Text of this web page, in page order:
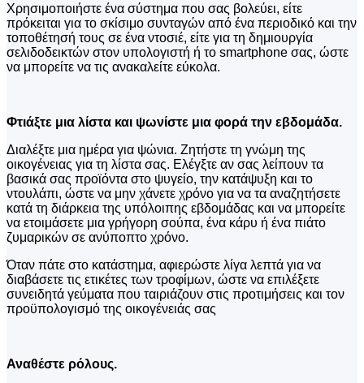
Χρησιμοποιήστε ένα σύστημα που σας βολεύει, είτε
πρόκειται για το σκίσιμο συνταγών από ένα περιοδικό και την
τοποθέτησή τους σε ένα ντοσιέ, είτε για τη δημιουργία
σελιδοδεικτών στον υπολογιστή ή το smartphone σας, ώστε
να μπορείτε να τις ανακαλείτε εύκολα.
Φτιάξτε μια λίστα και ψωνίστε μια φορά την εβδομάδα.
Διαλέξτε μια ημέρα για ψώνια. Ζητήστε τη γνώμη της
οικογένειας για τη λίστα σας. Ελέγξτε αν σας λείπουν τα
βασικά σας προϊόντα στο ψυγείο, την κατάψυξη και το
ντουλάπι, ώστε να μην χάνετε χρόνο για να τα αναζητήσετε
κατά τη διάρκεια της υπόλοιπης εβδομάδας και να μπορείτε
να ετοιμάσετε μια γρήγορη σούπα, ένα κάρυ ή ένα πιάτο
ζυμαρικών σε ανύποπτο χρόνο.
Όταν πάτε στο κατάστημα, αφιερώστε λίγα λεπτά για να
διαβάσετε τις ετικέτες των τροφίμων, ώστε να επιλέξετε
συνειδητά γεύματα που ταιριάζουν στις προτιμήσεις και τον
προϋπολογισμό της οικογένειάς σας
Αναθέστε ρόλους.